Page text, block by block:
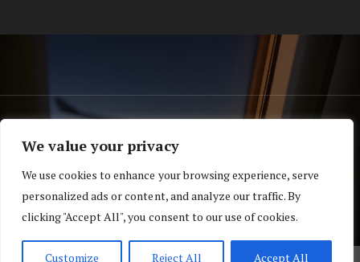
We value your privacy
We use cookies to enhance your browsing experience, serve
personalized ads or content, and analyze our traffic. By
clicking "Accept All", you consent to our use of cookies.
Customize Reject All Accept All
Koko | Política de privacidad y cookies
Top